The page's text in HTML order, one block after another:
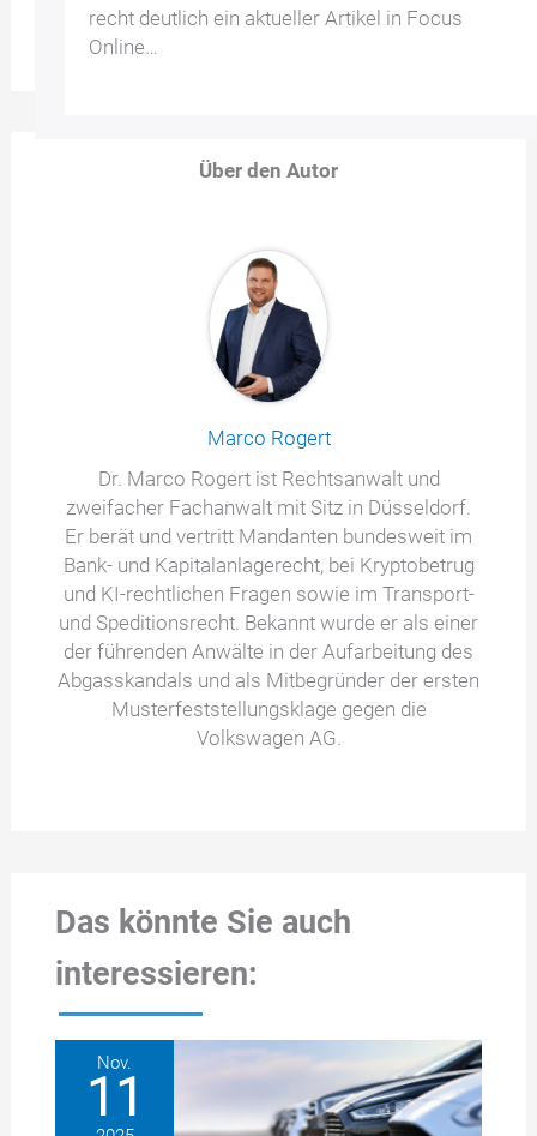
recht deutlich ein aktueller Artikel in Focus
Online…
Über den Autor
Marco Rogert
Dr. Marco Rogert ist Rechtsanwalt und
zweifacher Fachanwalt mit Sitz in Düsseldorf.
Er berät und vertritt Mandanten bundesweit im
Bank- und Kapitalanlagerecht, bei Kryptobetrug
und KI-rechtlichen Fragen sowie im Transport-
und Speditionsrecht. Bekannt wurde er als einer
der führenden Anwälte in der Aufarbeitung des
Abgasskandals und als Mitbegründer der ersten
Musterfeststellungsklage gegen die
Volkswagen AG.
Das könnte Sie auch
interessieren:
Nov.
11